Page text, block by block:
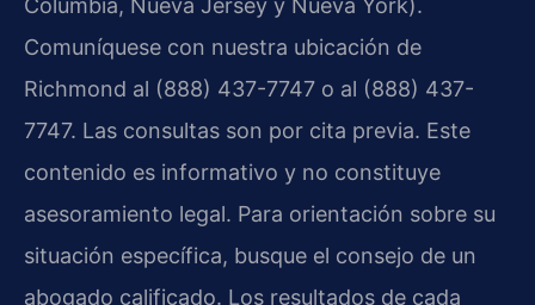
Columbia, Nueva Jersey y Nueva York).
Comuníquese con nuestra ubicación de
Richmond al (888) 437-7747 o al (888) 437-
7747. Las consultas son por cita previa. Este
contenido es informativo y no constituye
asesoramiento legal. Para orientación sobre su
situación específica, busque el consejo de un
abogado calificado. Los resultados de cada